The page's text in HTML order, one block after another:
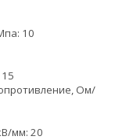
10
Ом/
мм: 20